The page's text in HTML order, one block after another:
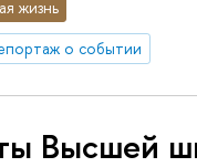
жизнь
о событии
Высшей